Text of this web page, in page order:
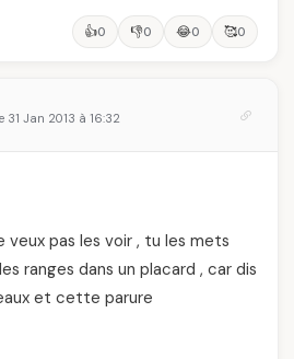
👍0 👎0 😂0 🥰0
31 Jan 2013 à 16:32
pas les voir , tu les mets
ranges dans un placard , car dis
et cette parure